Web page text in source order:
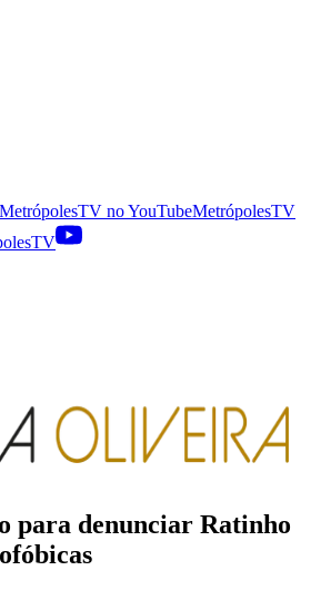
MetrópolesTV noYouTubeMetrópolesTV
para denunciar Ratinho